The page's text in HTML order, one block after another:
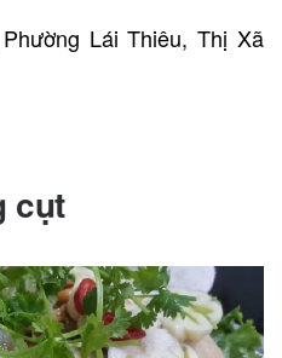
Lái Thiêu, Thị Xã
cụt